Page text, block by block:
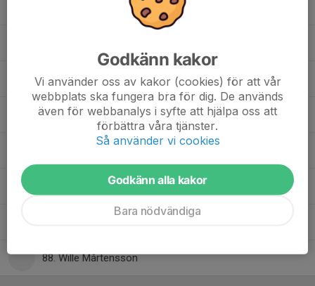
10. Linus Palm Jannesson
97. Ludwig Sjöland
28. Oscar Lindqvist
11. Rasmus Ericsson
88. Wille Mårtensson
Godkänn kakor
Vi använder oss av kakor (cookies) för att vår
webbplats ska fungera bra för dig. De används
även för webbanalys i syfte att hjälpa oss att
förbättra våra tjänster.
Så använder vi cookies
Godkänn alla kakor
Bara nödvändiga